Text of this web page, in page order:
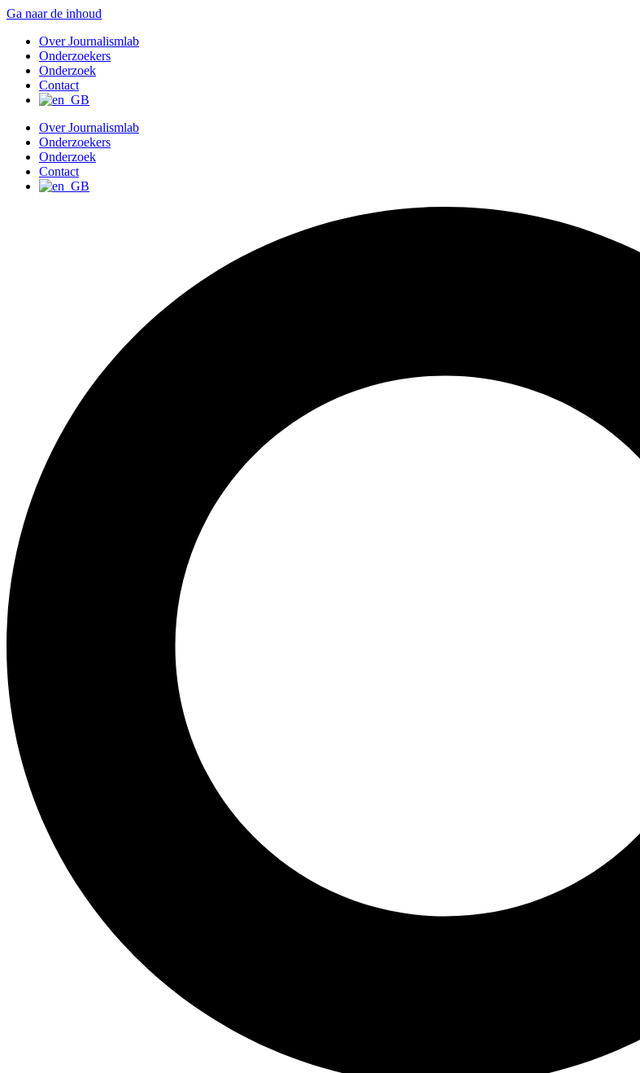
Ga naar de inhoud
Over Journalismlab
Onderzoekers
Onderzoek
Contact
Over Journalismlab
Onderzoekers
Onderzoek
Contact